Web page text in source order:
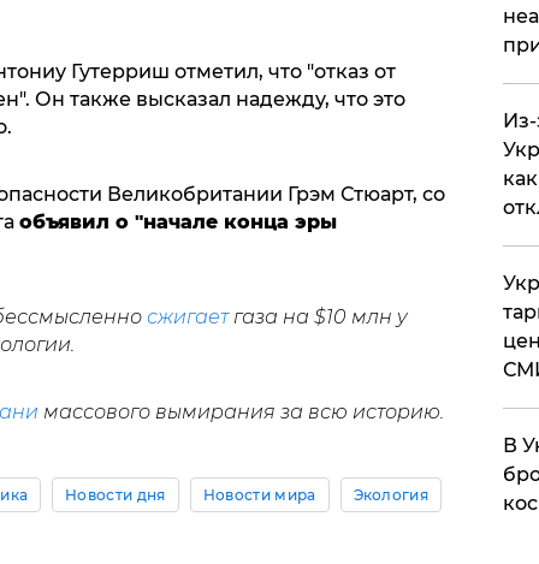
Гутерриш отметил, что "отказ от
Он также высказал надежду, что это
Великобритании Грэм Стюарт, со
объявил о "начале конца эры
сжигаетгаза на $10 млн у
массового вымирания за всю историю.
Новости дня Новости мира Экология
В